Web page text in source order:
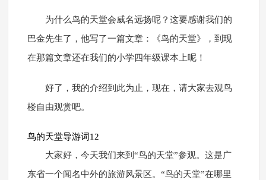
为什么鸟的天堂会威名远扬呢？这要感谢我们的
巴金先生了，他写了一篇文章：《鸟的天堂》，到现
在那篇文章还在我们的小学四年级课本上呢！
好了，我的介绍到此为止，现在，请大家去观鸟
楼自由观赏吧。
鸟的天堂导游词12
大家好，今天我们来到“鸟的天堂”参观。这是广
东省一个闻名中外的旅游风景区。“鸟的天堂”在哪里